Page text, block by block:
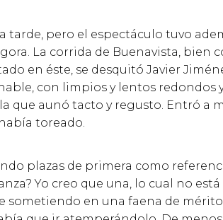
tarde, pero el espectáculo tuvo
La corrida de Buenavista, bien
en éste, se desquitó Javier
con limpios y lentos redondos
aunó tacto y regusto. Entró a
toreado.
plazas de primera como
Yo creo que una, lo cual no
sometiendo en una faena de